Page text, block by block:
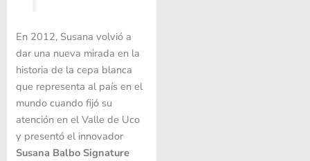
En 2012, Susana volvió a
dar una nueva mirada en la
historia de la cepa blanca
que representa al país en el
mundo cuando fijó su
atención en el Valle de Uco
y presentó el innovador
Susana Balbo Signature